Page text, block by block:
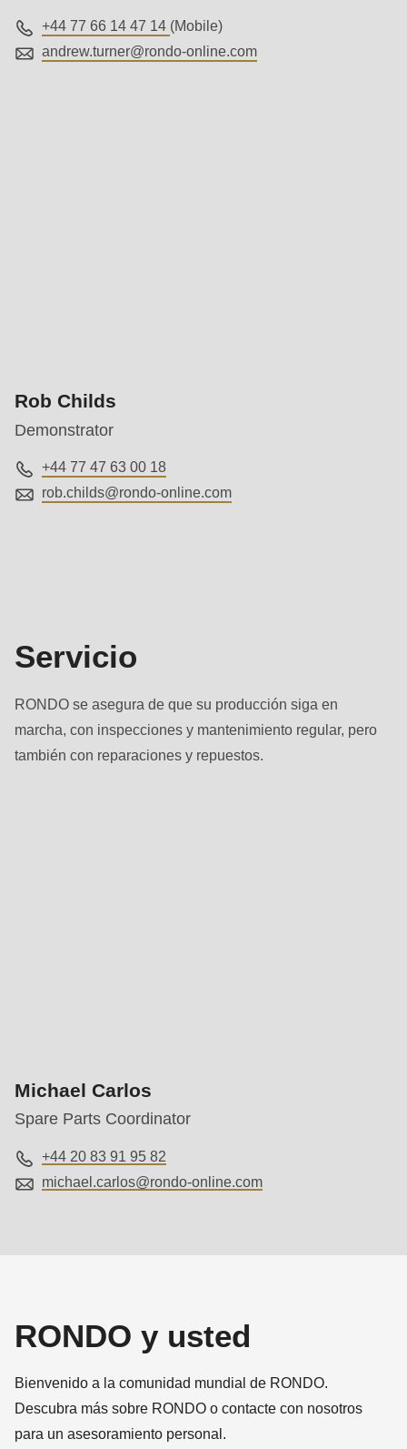
+44 77 66 14 47 14 (Mobile)
andrew.turner@rondo-online.com
Rob Childs
Demonstrator
+44 77 47 63 00 18
rob.childs@rondo-online.com
Servicio
RONDO se asegura de que su producción siga en
marcha, con inspecciones y mantenimiento regular, pero
también con reparaciones y repuestos.
Michael Carlos
Spare Parts Coordinator
+44 20 83 91 95 82
michael.carlos@rondo-online.com
RONDO y usted
Bienvenido a la comunidad mundial de RONDO.
Descubra más sobre RONDO o contacte con nosotros
para un asesoramiento personal.